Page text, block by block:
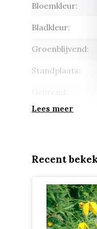
Bloemkleur:
Bladkleur:
Groenblijvend:
Standplaats:
Lees meer
Recent